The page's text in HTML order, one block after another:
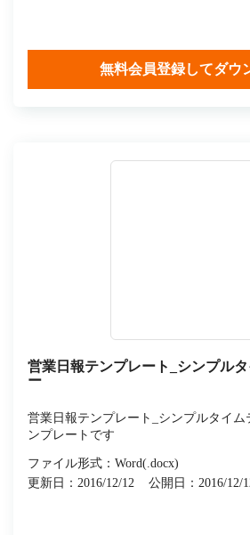
無料会員登録してダウ
営業日報テンプレート_シンプル
ー
営業日報テンプレート_シンプルタイム
ンプレートです
ファイル形式：Word(.docx)
更新日：2016/12/12
公開日：2016/12/